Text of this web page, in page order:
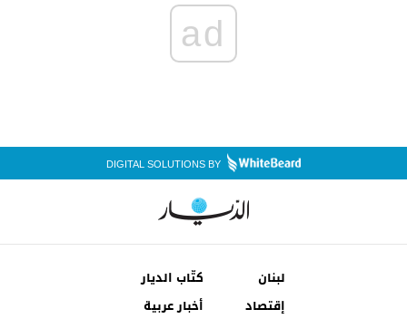
ad
DIGITAL SOLUTIONS BY
لبنان
كتّاب الديار
إقتصاد
أخبار عربية